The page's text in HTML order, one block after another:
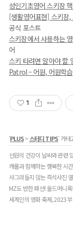
성인기초영어 스키장
[생활영어표현] 스키장
공식 포스트
스키장에서 사용하는
어
스키 타려면 알아야 할
Patrol – 어원, 어원학
1
'PLUS>스터디 TIPS' 카테
선원의 건강이 날씨와 관련
캐롤과 함께하는 행복한 시
사그라들지 않는 즉석사진
MZ도 반한 패션! 올드머니
세계인의 영화 축제, 2023